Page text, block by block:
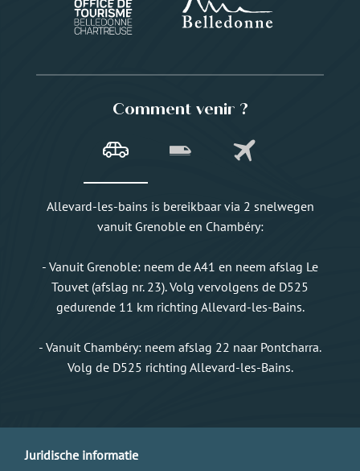
Comment venir ?
Allevard-les-bains is bereikbaar via 2 snelwegen
vanuit Grenoble en Chambéry:
- Vanuit Grenoble: neem de A41 en neem afslag Le
Touvet (afslag nr. 23). Volg vervolgens de D525
gedurende 11 km richting Allevard-les-Bains.
- Vanuit Chambéry: neem afslag 22 naar Pontcharra.
Volg de D525 richting Allevard-les-Bains.
Juridische informatie